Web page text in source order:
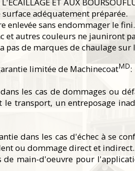
L'ÉCAILLAGE ET AUX
adéquatement préparée.
enlevée sans endommager le fini.
et autres couleurs ne jauniront
pas de marques de chaulage
limitée de MachinecoatMD:
les cas de dommages ou
transport, un entreposage
dans les cas d'échec à se
ou dommage direct et
main-d'oeuvre pour